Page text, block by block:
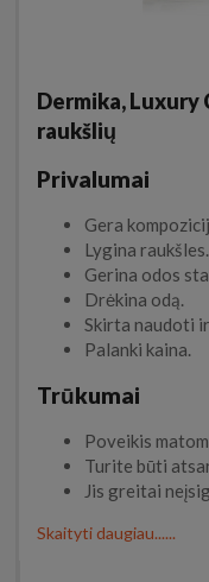
Dermika, Luxury
raukšlių
Privalumai
Gera
Lygina raukšles.
Gerina odos
Drėkina odą.
Skirta naudoti
Palanki kaina.
Trūkumai
Poveikis
Turite būti
Jis greitai
Skaityti daugiau......